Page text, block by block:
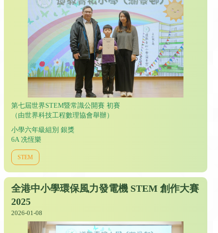
第七屆世界STEM暨常識公開賽 初賽
（由世界科技工程數理協會舉辦）
小學六年級組別 銀獎
6A 冼恆樂
STEM
全港中小學環保風力發電機 STEM 創作大賽
2025
2026-01-08